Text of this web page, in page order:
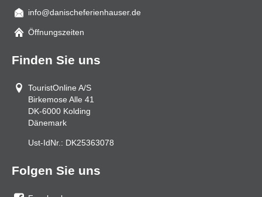
Mail
info@danischeferienhauser.de
Öffnungszeiten
Finden Sie uns
TouristOnline A/S
Birkemose Alle 41
DK-6000 Kolding
Dänemark
Ust-IdNr.: DK25363078
Folgen Sie uns